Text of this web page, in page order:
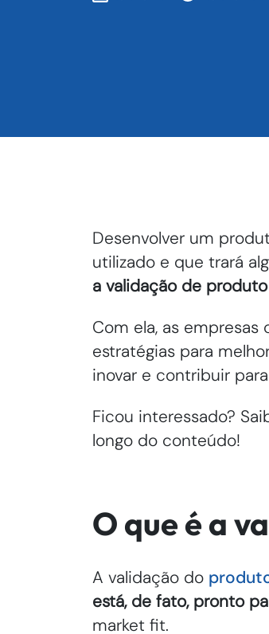
Desenvolver um
utilizado e que trará
a validação de produto
Com ela, as
estratégias para
inovar e contribuir
Ficou interessado?
longo do conteúdo!
O que é a
A validação do
está, de fato, pronto
market fit.